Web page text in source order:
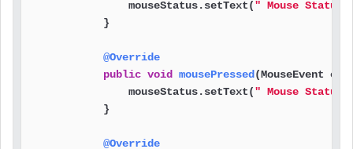
                mouseStatus.setText(
" Mouse Status:
            }
@Override
public void mousePressed (MouseEvent e)
                mouseStatus.setText(
" Mouse Status:
            }
@Override